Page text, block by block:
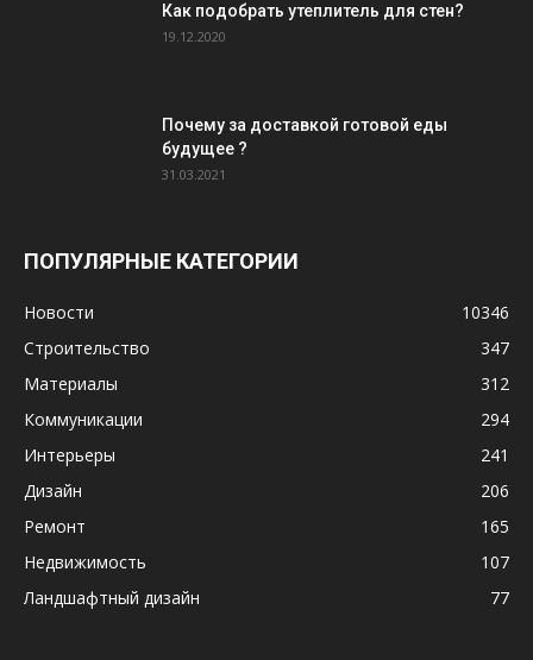
Как подобрать утеплитель для стен?
19.12.2020
Почему за доставкой готовой еды
будущее ?
31.03.2021
ПОПУЛЯРНЫЕ КАТЕГОРИИ
Новости
10346
Строительство
347
Материалы
312
Коммуникации
294
Интерьеры
241
Дизайн
206
Ремонт
165
Недвижимость
107
Ландшафтный дизайн
77